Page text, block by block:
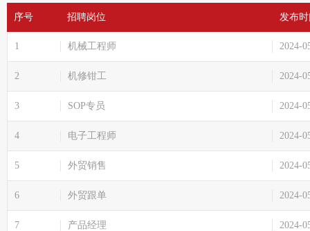
序号 招聘岗位 发布
1 机械工程师 2024-
2 机修钳工 2024-
3 SOP专员 2024-
4 电子工程师 2024-
5 外贸销售 2024-
6 外贸跟单 2024-
7 产品经理 2024-